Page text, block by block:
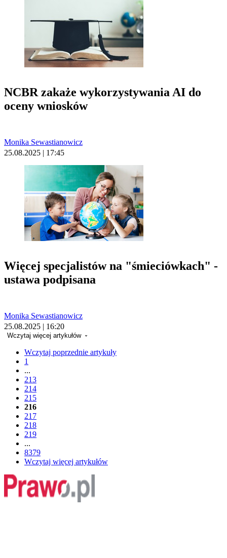
NCBR zakaże wykorzystywania AI do
oceny wniosków
Monika Sewastianowicz
25.08.2025 | 17:45
Więcej specjalistów na "śmieciówkach" -
ustawa podpisana
Monika Sewastianowicz
25.08.2025 | 16:20
Wczytaj więcej artykułów
Wczytaj poprzednie artykuły
1
...
213
214
215
216
217
218
219
...
8379
Wczytaj więcej artykułów